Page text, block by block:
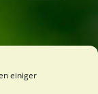
einiger